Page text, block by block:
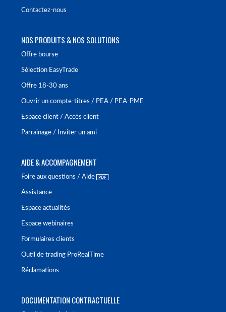
Contactez-nous
NOS PRODUITS & NOS SOLUTIONS
Offre bourse
Sélection EasyTrade
Offre 18-30 ans
Ouvrir un compte-titres / PEA / PEA-PME
Espace client / Accès client
Parrainage / Inviter un ami
AIDE & ACCOMPAGNEMENT
Foire aux questions / Aide
Assistance
Espace actualités
Espace webinaires
Formulaires clients
Outil de trading ProRealTime
Réclamations
DOCUMENTATION CONTRACTUELLE